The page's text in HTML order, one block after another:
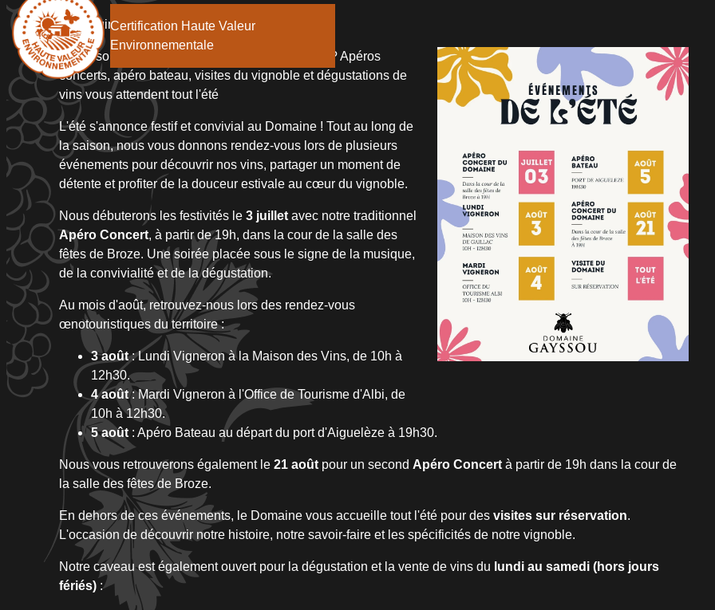
Certification Haute Valeur
Environnementale
Le11 juin 2026
Quels sont les rendez-vous de l'été au domaine ? Apéros
concerts, apéro bateau, visites du vignoble et dégustations de
vins vous attendent tout l'été
L'été s'annonce festif et convivial au Domaine ! Tout au long de
la saison, nous vous donnons rendez-vous lors de plusieurs
événements pour découvrir nos vins, partager un moment de
détente et profiter de la douceur estivale au cœur du vignoble.
Nous débuterons les festivités le3 juillet avec notre traditionnel
Apéro Concert, à partir de 19h, dans la cour de la salle des
fêtes de Broze. Une soirée placée sous le signe de la musique,
de la convivialité et de la dégustation.
Au mois d'août, retrouvez-nous lors des rendez-vous
œnotouristiques du territoire :
3 août: Lundi Vigneron à la Maison des Vins, de 10h à
12h30.
4 août: Mardi Vigneron à l'Office de Tourisme d'Albi, de
10h à 12h30.
5 août : Apéro Bateau au départ du port d'Aiguelèze à 19h30.
Nous vous retrouverons également le21 août pour un second Apéro Concert à partir de 19h dans la cour de
la salle des fêtes de Broze.
En dehors de ces événements, le Domaine vous accueille tout l'été pour desvisites sur réservation.
L'occasion de découvrir notre histoire, notre savoir-faire et les spécificités de notre vignoble.
Notre caveau est également ouvert pour la dégustation et la vente de vins du lundi au samedi (hors jours
fériés) :